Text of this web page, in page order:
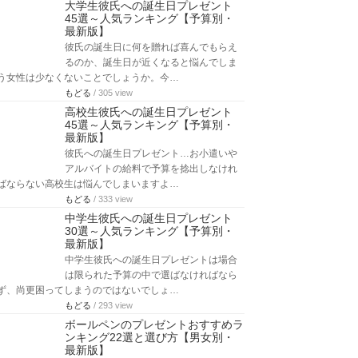
大学生彼氏への誕生日プレゼント
45選～人気ランキング【予算別・
最新版】
彼氏の誕生日に何を贈れば喜んでもらえ
るのか、誕生日が近くなると悩んでしま
女性は少なくないことでしょうか。今…
もどる / 305 view
高校生彼氏への誕生日プレゼント
45選～人気ランキング【予算別・
最新版】
彼氏への誕生日プレゼント…お小遣いや
アルバイトの給料で予算を捻出しなけれ
ならない高校生は悩んでしまいますよ…
もどる / 333 view
中学生彼氏への誕生日プレゼント
30選～人気ランキング【予算別・
最新版】
中学生彼氏への誕生日プレゼントは場合
は限られた予算の中で選ばなければなら
、尚更困ってしまうのではないでしょ…
もどる / 293 view
ボールペンのプレゼントおすすめラ
ンキング22選と選び方【男女別・
最新版】